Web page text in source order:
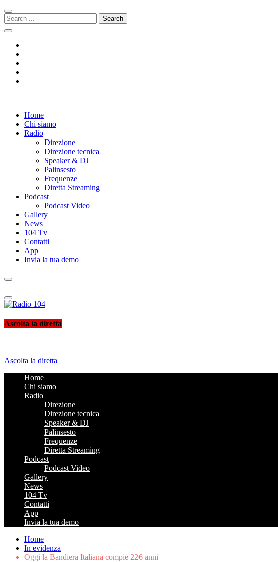
Skip
to
navigation
Skip
to
content
Search
for:
Radio 104
Like It !Home
Chi siamo
Radio
Direzione
Direzione tecnica
Speaker & DJ
Palinsesto
Frequenze
Diretta Streaming
Podcast
Podcast Video
Gallery
News
104 Tv
Contatti
App
Invia la tua demo
Radio 104
Like It !
Ascolta la diretta
Ascolta la diretta
Home
Chi siamo
Radio
Direzione
Direzione tecnica
Speaker & DJ
Palinsesto
Frequenze
Diretta Streaming
Podcast
Podcast Video
Gallery
News
104 Tv
Contatti
App
Invia la tua demo
Home
In evidenza
Oggi la Bandiera Italiana compie 226 anni